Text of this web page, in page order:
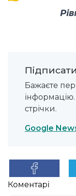
Бажаєте
стрічки.
Google
Коментарі